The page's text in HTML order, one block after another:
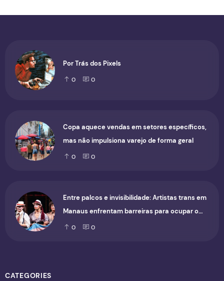
Por Trás dos Pixels
0 0
Copa aquece vendas em setores específicos,
mas não impulsiona varejo de forma geral
0 0
Entre palcos e invisibilidade: Artistas trans em
Manaus enfrentam barreiras para ocupar o
cenário cultural
0 0
CATEGORIES